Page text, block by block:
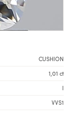
CUSHION
1,01 ct
VVS1